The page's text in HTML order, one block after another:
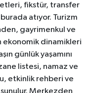
fikstür, transfer
atıyor. Turizm
gayrimenkul ve
dinamikleri
günlük yaşamını
listesi, namaz ve
etkinlik rehberi ve